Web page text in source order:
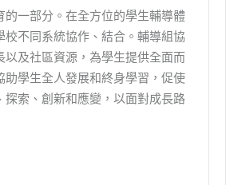
的一部分。在全方位的學生輔導體
校不同系統協作、結合。輔導組協
以及社區資源，為學生提供全面而
助學生全人發展和終身學習，促使
探索、創新和應變，以面對成長路